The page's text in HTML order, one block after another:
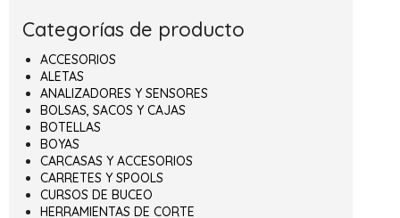
Categorías de producto
ACCESORIOS
ALETAS
ANALIZADORES Y SENSORES
BOLSAS, SACOS Y CAJAS
BOTELLAS
BOYAS
CARCASAS Y ACCESORIOS
CARRETES Y SPOOLS
CURSOS DE BUCEO
HERRAMIENTAS DE CORTE